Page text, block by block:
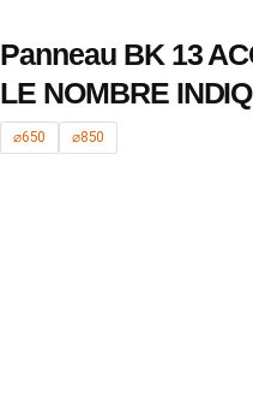
Panneau BK 13
LE NOMBRE
⌀650 ⌀850